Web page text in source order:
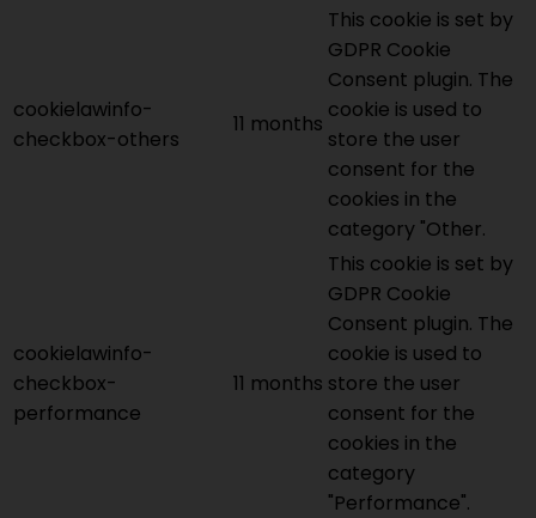
cookielawinfo-
checkbox-others
11 months
This cookie is set by
GDPR Cookie
Consent plugin. The
cookie is used to
store the user
consent for the
cookies in the
category "Other.
cookielawinfo-
checkbox-
performance
11 months
This cookie is set by
GDPR Cookie
Consent plugin. The
cookie is used to
store the user
consent for the
cookies in the
category
"Performance".